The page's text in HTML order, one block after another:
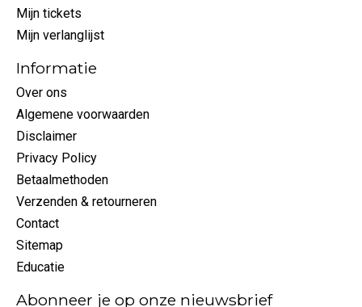
Mijn tickets
Mijn verlanglijst
Informatie
Over ons
Algemene voorwaarden
Disclaimer
Privacy Policy
Betaalmethoden
Verzenden & retourneren
Contact
Sitemap
Educatie
Abonneer je op onze nieuwsbrief